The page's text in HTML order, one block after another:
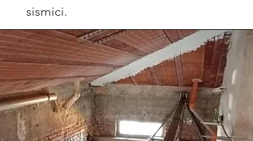
sismici.